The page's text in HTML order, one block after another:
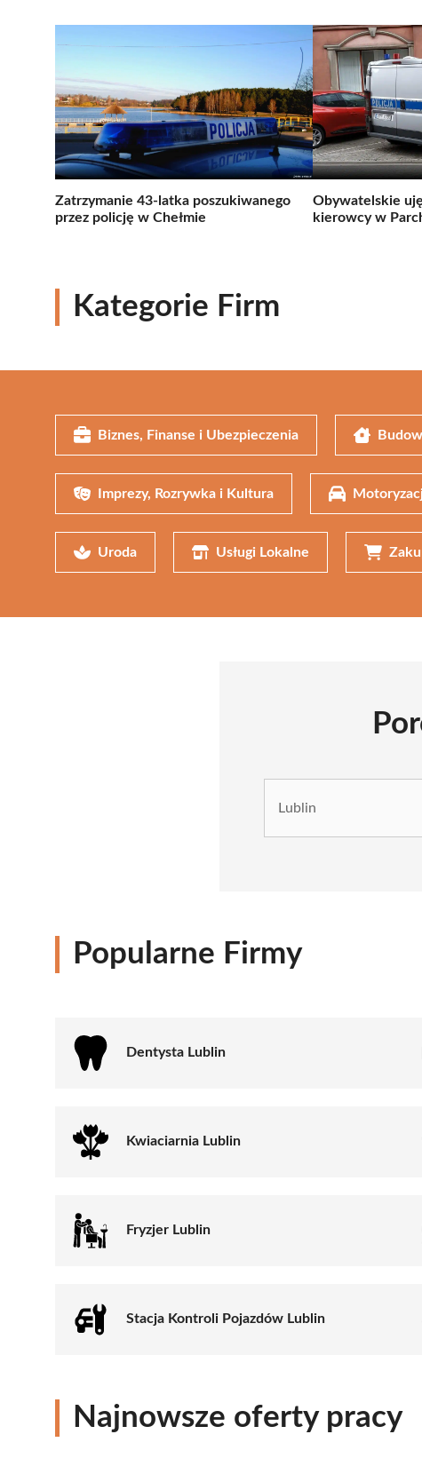
Zatrzymanie 43-latka poszukiwanego
przez policję w Chełmie
Obywatelskie
kierowcy w
Kategorie Firm
Biznes, Finanse i Ubezpieczenia
Imprezy, Rozrywka i Kultura
Uroda Usługi Lokalne
Popularne Firmy
Dentysta Lublin
Kwiaciarnia Lublin
Fryzjer Lublin
Stacja Kontroli Pojazdów Lublin
Najnowsze oferty pracy